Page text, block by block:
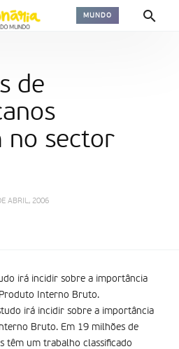
MUNDO
de
no sector
ABRIL, 2006
irá incidir sobre a importância
Interno Bruto.
irá incidir sobre a importância
Bruto. Em 19 milhões de
têm um trabalho classificado